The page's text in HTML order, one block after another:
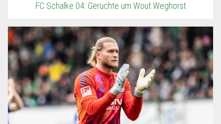
FC Schalke 04: Gerüchte um Wout Weghorst